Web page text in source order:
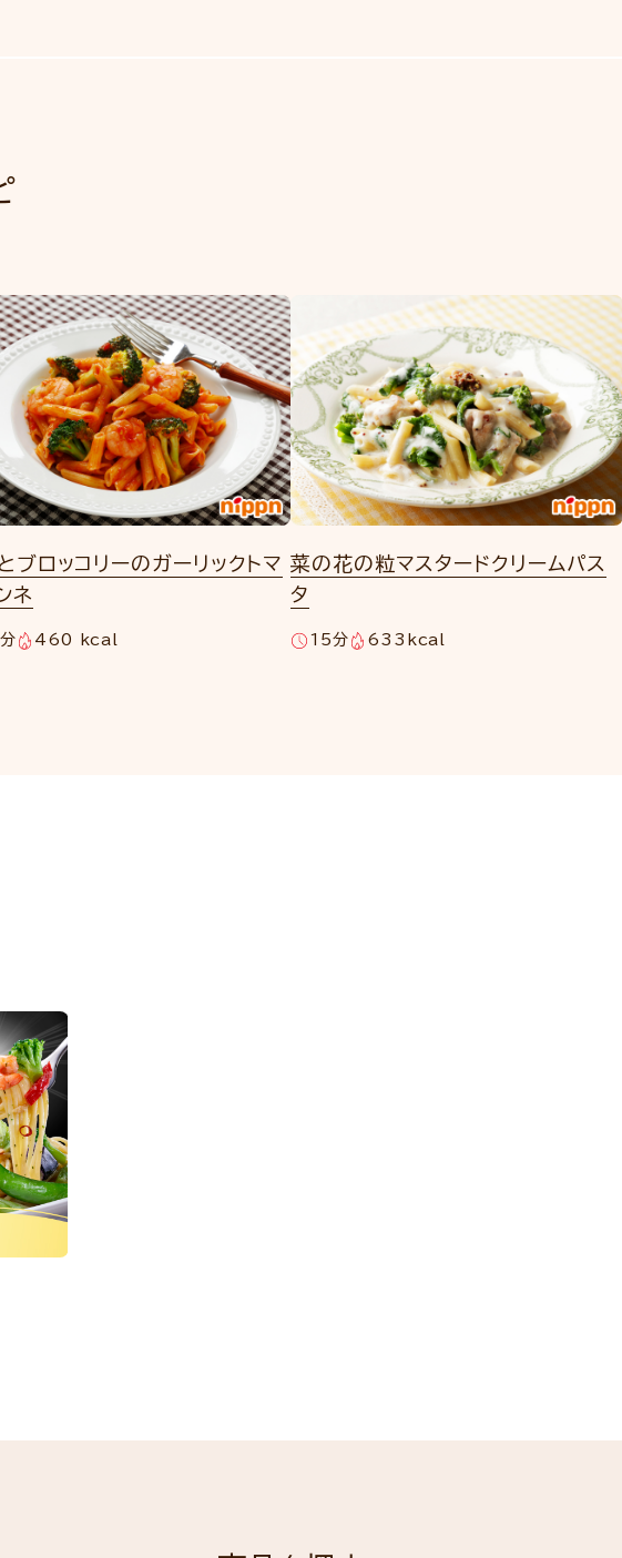
ブロッコリーのガーリックトマ
ネ
460 kcal
菜の花の粒マスタードクリームパス
タ
15分 633kcal